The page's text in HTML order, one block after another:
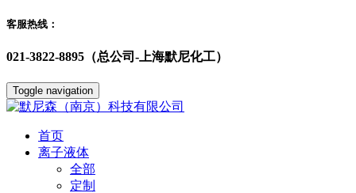
客服热线：
021-3822-8895（总公司-上海默尼化工）
Toggle navigation
首页
离子液体
全部
定制